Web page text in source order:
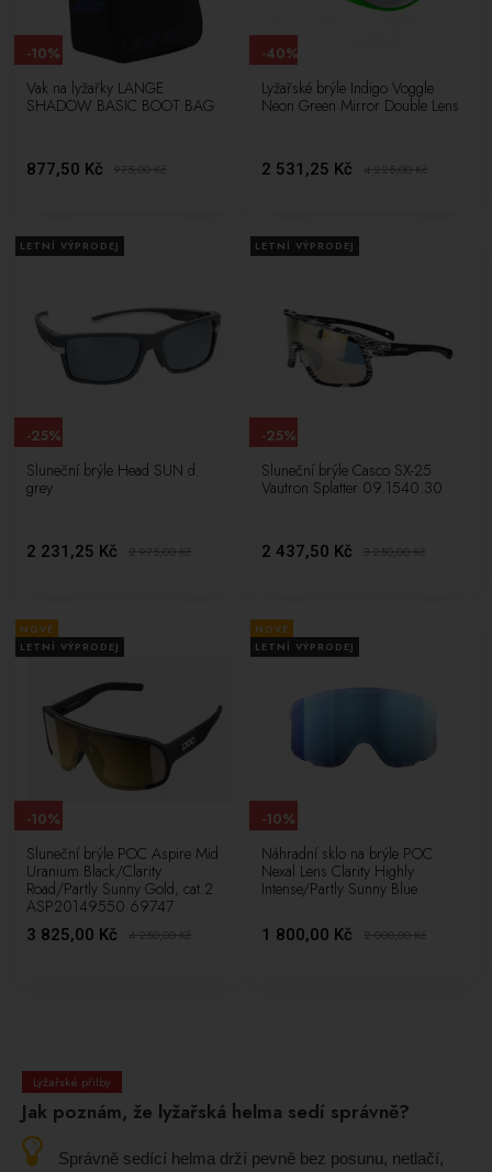
Vak na lyžařky LANGE
SHADOW BASIC BOOT BAG
877,50 Kč 975,00Kč
-10%
Lyžařské brýle Indigo Voggle
Neon Green Mirror Double Lens
2 531,25 Kč 4 225,00Kč
-40%
LETNÍ VÝPRODEJ
Sluneční brýle Head SUN d.
grey
2 231,25 Kč 2 975,00Kč
-25%
LETNÍ VÝPRODEJ
Sluneční brýle Casco SX-25
Vautron Splatter 09.1540.30
2 437,50 Kč 3 250,00Kč
-25%
NOVÉ
LETNÍ VÝPRODEJ
Sluneční brýle POC Aspire Mid
Uranium Black/Clarity
Road/Partly Sunny Gold, cat.2
ASP20149550 69747
3 825,00 Kč 4 250,00Kč
-10%
NOVÉ
LETNÍ VÝPRODEJ
Náhradní sklo na brýle POC
Nexal Lens Clarity Highly
Intense/Partly Sunny Blue
1 800,00 Kč 2 000,00Kč
-10%
Lyžařské přilby
Jak poznám, že lyžařská helma sedí správně?
Správně sedící helma drží pevně bez posunu, netlačí,